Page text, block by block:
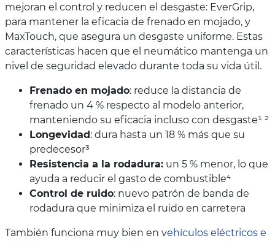
mejoran el control y reducen el desgaste: EverGrip,
para mantener la eficacia de frenado en mojado, y
MaxTouch, que asegura un desgaste uniforme. Estas
características hacen que el neumático mantenga un
nivel de seguridad elevado durante toda su vida útil.
Frenado en mojado: reduce la distancia de
frenado un 4 % respecto al modelo anterior,
manteniendo su eficacia incluso con desgaste¹ ²
Longevidad : dura hasta un 18 % más que su
predecesor³
Resistencia a la rodadura: un 5 % menor, lo que
ayuda a reducir el gasto de combustible⁴
Control de ruido: nuevo patrón de banda de
rodadura que minimiza el ruido en carretera
También funciona muy bien en vehículos eléctricos e